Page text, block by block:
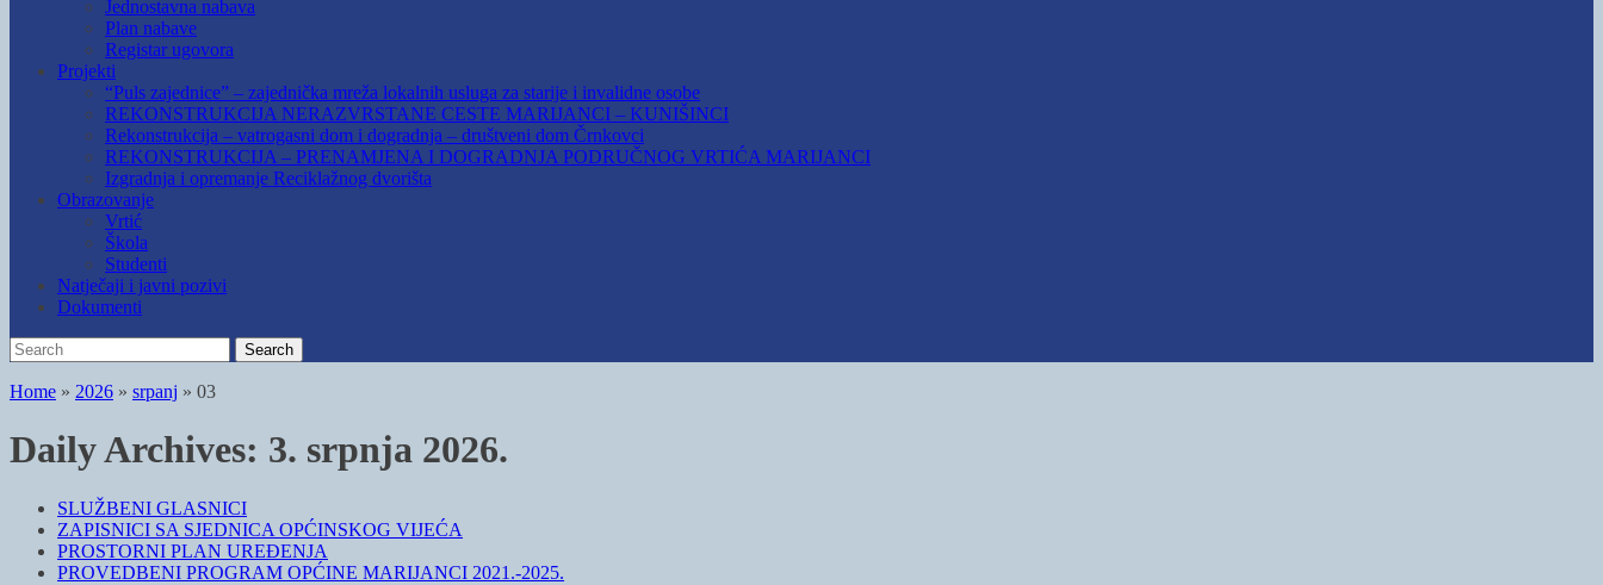
Jednostavna nabava
Plan nabave
Registar ugovora
Projekti
“Puls zajednice” – zajednička mreža lokalnih usluga za starije i invalidne osobe
REKONSTRUKCIJA NERAZVRSTANE CESTE MARIJANCI – KUNIŠINCI
Rekonstrukcija – vatrogasni dom i dogradnja – društveni dom Črnkovci
REKONSTRUKCIJA – PRENAMJENA I DOGRADNJA PODRUČNOG VRTIĆA MARIJANCI
Izgradnja i opremanje Reciklažnog dvorišta
Obrazovanje
Vrtić
Škola
Studenti
Natječaji i javni pozivi
Dokumenti
Search
for:
Search
Home » 2026 » srpanj » 03
Daily Archives: 3. srpnja 2026.
SLUŽBENI GLASNICI
ZAPISNICI SA SJEDNICA OPĆINSKOG VIJEĆA
PROSTORNI PLAN UREĐENJA
PROVEDBENI PROGRAM OPĆINE MARIJANCI 2021.-2025.